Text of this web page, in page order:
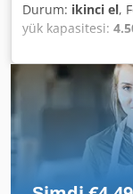
Durum: ikinci el,
yük kapasitesi:
ISO sınıfı 2 =
tamamen işlevsel
Açıklama: ISO
1550-2350 mm
İç Çap (ID) OS2052